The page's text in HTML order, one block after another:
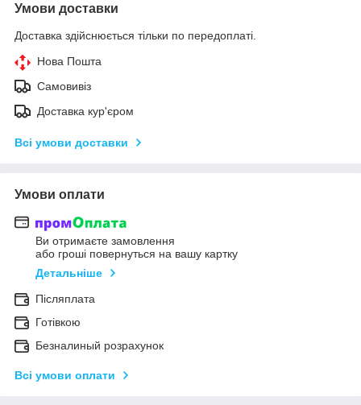
Умови доставки
Доставка здійснюється тільки по передоплаті.
Нова Пошта
Самовивіз
Доставка кур'єром
Всі умови доставки
Умови оплати
Ви отримаєте замовлення
або гроші повернуться на вашу картку
Детальніше
Післяплата
Готівкою
Безналиный розрахунок
Всі умови оплати